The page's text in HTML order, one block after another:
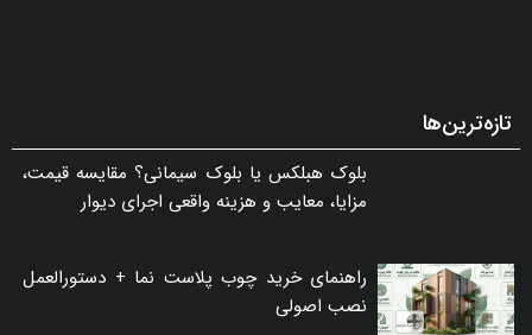
تازه‌ترین‌ها
بلوک هبلکس یا بلوک سیمانی؟ مقایسه قیمت،
مزایا، معایب و هزینه واقعی اجرای دیوار
راهنمای خرید چوب پلاست نما + دستورالعمل
نصب اصولی